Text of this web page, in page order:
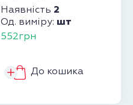
мундштуків
Наявність 2
Од. виміру: шт
552грн
До кошика